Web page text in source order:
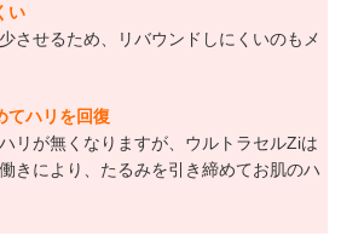
い
させるため、リバウンドしにくいのもメ
てハリを回復
リが無くなりますが、ウルトラセルZiは
きにより、たるみを引き締めてお肌のハ